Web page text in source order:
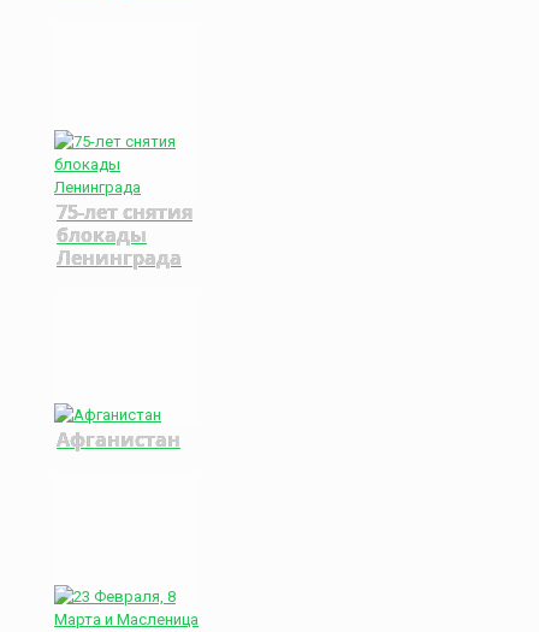
75-лет снятия
блокады
Ленинграда
Афганистан